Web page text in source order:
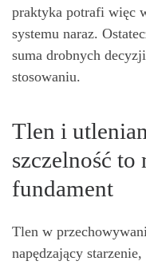
praktyka potrafi więc
systemu naraz.
suma drobnych
stosowaniu.
Tlen i
szczelność
fundament
Tlen w
napędzający